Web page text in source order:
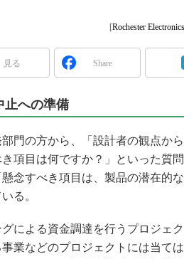
の新トレンド
掛けた社内
望」
[Rochester Electronics
見る Share
止への準備
門の方から、「設計者の観点か
項目は何ですか？」といった質
念すべき項目は、製品の潜在的
る。
による資金調達を行うプロジェ
業などのプロジェクトには当て